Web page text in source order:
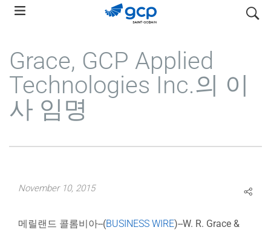
Skip
navigation
search
Grace, GCP Applied
Technologies Inc.의 이
사 임명
November 10, 2015
메릴랜드 콜롬비아--(BUSINESS WIRE)--W. R. Grace &